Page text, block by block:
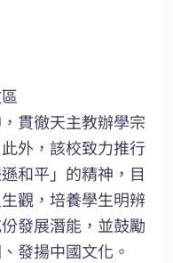
貫徹天主教辦學宗
外，該校致力推行
和平」的精神，目
觀，培養學生明辨
發展潛能，並鼓勵
發揚中國文化。